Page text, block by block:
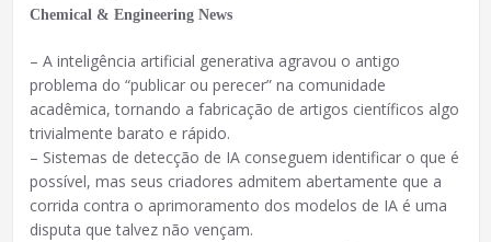
Chemical & Engineering News
– A inteligência artificial generativa agravou o antigo
problema do “publicar ou perecer” na comunidade
acadêmica, tornando a fabricação de artigos científicos algo
trivialmente barato e rápido.
– Sistemas de detecção de IA conseguem identificar o que é
possível, mas seus criadores admitem abertamente que a
corrida contra o aprimoramento dos modelos de IA é uma
disputa que talvez não vençam.